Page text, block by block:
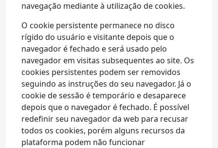
navegação mediante à utilização de cookies.
O cookie persistente permanece no disco
rígido do usuário e visitante depois que o
navegador é fechado e será usado pelo
navegador em visitas subsequentes ao site. Os
cookies persistentes podem ser removidos
seguindo as instruções do seu navegador. Já o
cookie de sessão é temporário e desaparece
depois que o navegador é fechado. É possível
redefinir seu navegador da web para recusar
todos os cookies, porém alguns recursos da
plataforma podem não funcionar